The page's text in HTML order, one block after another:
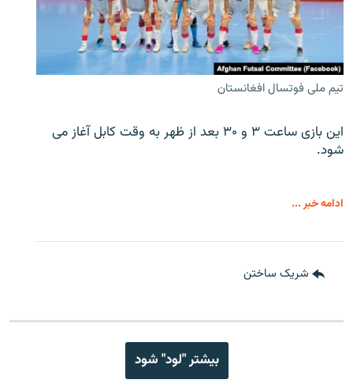
تیم ملی فوتسال افغانستان
این بازی ساعت ۳ و ۳۰ بعد از ظهر به وقت کابل آغاز می
شود.
ادامه خبر ...
شریک ساختن
بیشتر "لود" شود